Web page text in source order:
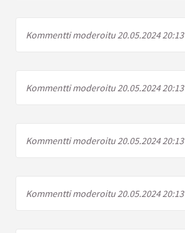
Kommentti moderoitu 20.05.2024 20:13
Kommentti moderoitu 20.05.2024 20:13
Kommentti moderoitu 20.05.2024 20:13
Kommentti moderoitu 20.05.2024 20:13